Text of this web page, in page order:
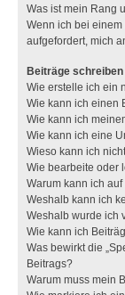
Was ist mein Rang
Wenn ich bei
aufgefordert, mich
Beiträge schreiben
Wie erstelle ich ein
Wie kann ich einen
Wie kann ich
Wie kann ich eine
Wieso kann ich
Wie bearbeite oder
Warum kann ich
Weshalb kann ich
Weshalb wurde ich
Wie kann ich
Was bewirkt die
Beitrags?
Warum muss mein